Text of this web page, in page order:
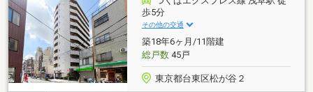
らせる住まい～東京、川崎エリアの「住まい」探しに
確かな安心と満足を～ 東宝ハウス大田東京ならではの
高品質なサービスをお届けします。
歩5分
その他の交通
築18年6ヶ月/11階建
総戸数45戸
東京都台東区松が谷２